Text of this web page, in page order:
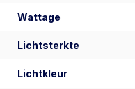
Wattage
Lichtsterkte
Lichtkleur